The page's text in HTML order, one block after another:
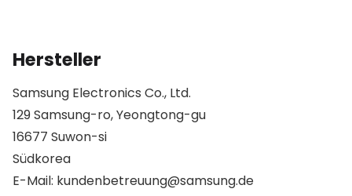
Hersteller
Samsung Electronics Co., Ltd.
129 Samsung-ro, Yeongtong-gu
16677 Suwon-si
Südkorea
E-Mail: kundenbetreuung@samsung.de